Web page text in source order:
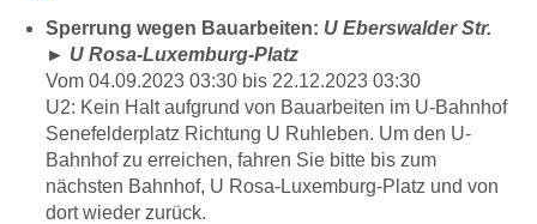
Sperrung wegen Bauarbeiten: U Eberswalder Str.
► U Rosa-Luxemburg-Platz
Vom 04.09.2023 03:30 bis 22.12.2023 03:30
U2: Kein Halt aufgrund von Bauarbeiten im U-Bahnhof
Senefelderplatz Richtung U Ruhleben. Um den U-
Bahnhof zu erreichen, fahren Sie bitte bis zum
nächsten Bahnhof, U Rosa-Luxemburg-Platz und von
dort wieder zurück.